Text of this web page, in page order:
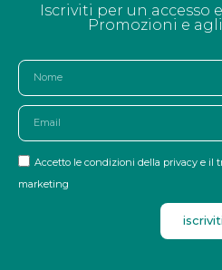
Iscriviti per un accesso
Promozioni e
Accetto le condizioni della privacy e il
marketing
iscriviti